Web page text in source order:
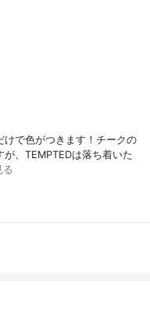
で色がつきます！チークの
、TEMPTEDは落ち着いた
る